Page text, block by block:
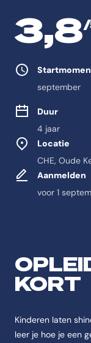
september
Duur
4 jaar
Locatie
CHE, Oude
Aanmelden
voor 1
3,8
De opleiding Leraar
Naam
De opleiding heet
KORT
Kinderen laten
leer je hoe je een